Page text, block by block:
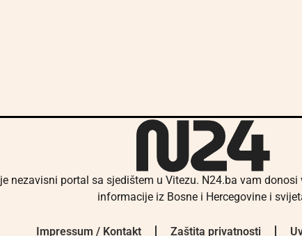
je nezavisni portal sa sjedištem u Vitezu. N24.ba vam
informacije iz Bosne i Hercegovine i
Impressum / Kontakt Zaštita privatnosti